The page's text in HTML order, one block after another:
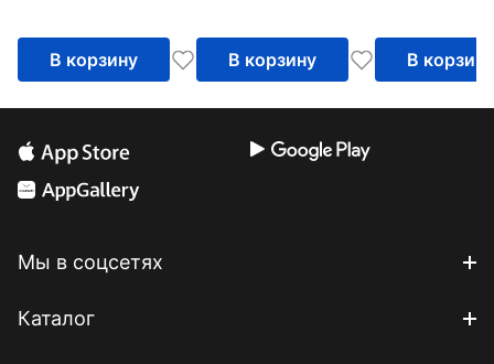
В корзину В корзину В корзину
Мы в соцсетях
Каталог